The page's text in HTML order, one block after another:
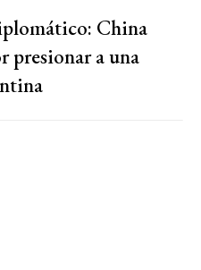
China
presionar a una